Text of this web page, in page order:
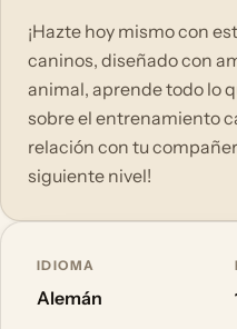
¡Hazte hoy mismo con
caninos, diseñado con
animal, aprende todo lo
sobre el entrenamiento
relación con tu
siguiente nivel!
IDIOMA
Alemán